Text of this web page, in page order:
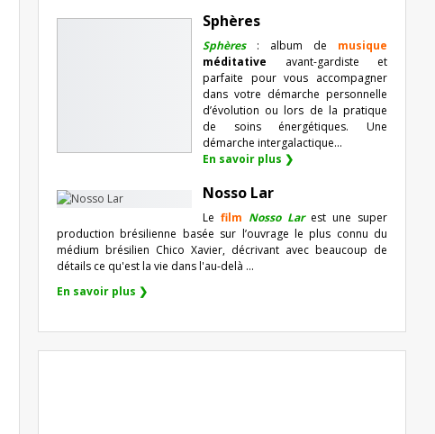
Sphères
Sphères: album de musique
méditative avant-gardiste et
parfaite pour vous accompagner
dans votre démarche personnelle
d’évolution ou lors de la pratique
de soins énergétiques. Une
démarche intergalactique...
En savoir plus ❯
Nosso Lar
Le film Nosso Lar est une super
production brésilienne basée sur l’ouvrage le plus connu du
médium brésilien Chico Xavier, décrivant avec beaucoup de
détails ce qu'est la vie dans l'au-delà ...
En savoir plus ❯